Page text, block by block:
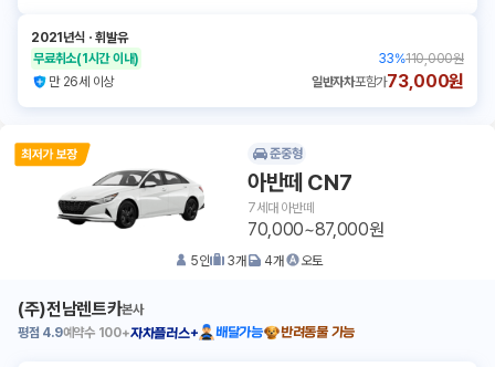
2021년식 ㆍ휘발유
무료취소(1시간 이내) 33%110,000원
만 26세 이상
일반자차포함가73,000원
준중형
아반떼 CN7
7세대 아반떼
70,000~87,000원
5인 3개 4개 오토
(주)전남렌트카본사
평점 4.9예약수 100+자차플러스+ 배달가능 반려동물 가능